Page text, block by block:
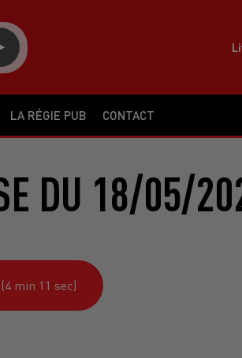
LA RÉGIE PUB CONTACT
DU 18/05/
min 11 sec)